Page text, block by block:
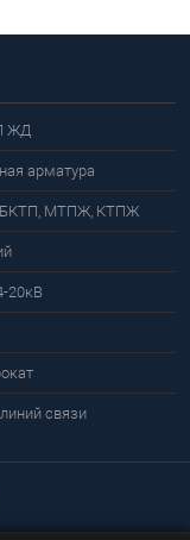
ЖД
арматура
БКТП, МТПЖ, КТПЖ
20кВ
связи